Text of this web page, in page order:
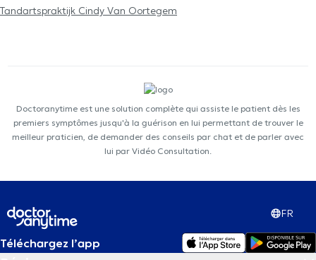
Tandartspraktijk Cindy Van Oortegem
Doctoranytime est une solution complète qui assiste le patient dès les
premiers symptômes jusqu'à la guérison en lui permettant de trouver le
meilleur praticien, de demander des conseils par chat et de parler avec
lui par Vidéo Consultation.
FR
Téléchargez l’app